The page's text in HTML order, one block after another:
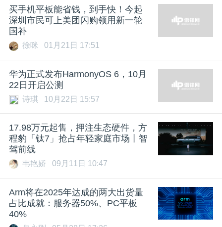
买手机平板能省钱，到手快！今起
深圳市民可上美团闪购领用新一轮
国补
徐咪 01月21日 17:51
华为正式发布HarmonyOS 6，10月
22日开启公测
诗琪 10月22日 15:57
17.98万元起售，押注生态硬件，方
程豹「钛7」抢占年轻家庭市场丨智
驾前线
韦艳娇 09月11日 10:47
Arm将在2025年达成的两大出货量
占比成就：服务器50%、PC平板
40%